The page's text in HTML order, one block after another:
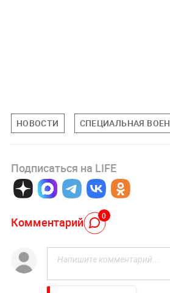
НОВОСТИ СПЕЦИАЛЬНАЯ
Подписаться на LIFE
Комментарий 0